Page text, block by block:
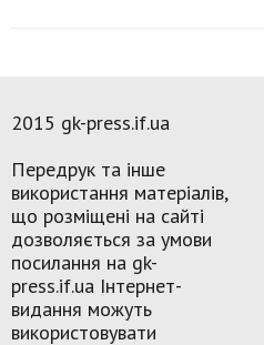
2015 gk-press.if.ua
Передрук та інше
використання матеріалів,
що розміщені на сайті
дозволяється за умови
посилання на gk-
press.if.ua Інтернет-
видання можуть
використовувати